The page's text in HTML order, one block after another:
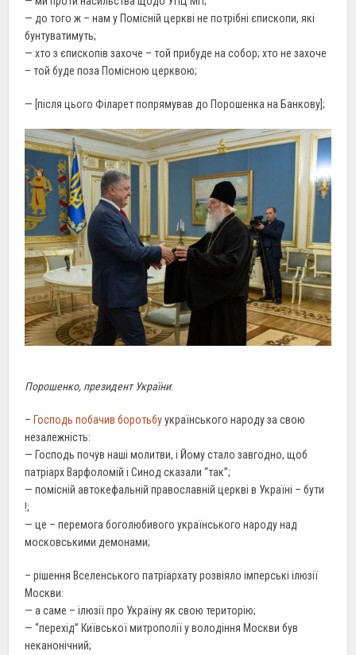
— до того ж –нам у Помісній церкві не потрібні єпископи, які
бунтуватимуть;
— хто зєпископів захоче – той прибуде на собор; хто не захоче
– той буде поза Помісноюцерквою;
— [післяцього Філарет попрямував до Порошенка на Банкову];
Порошенко, президент України:
– Господь побачив боротьбуукраїнського народу за свою
незалежність:
— Господь почув наші молитви, і Йому стало завгодно, щоб
патріарх Варфоломій і Синод сказали “так”;
— помісній автокефальній православній церкві в Україні – бути
!;
— це – перемога боголюбивого українського народу над
московськими демонами;
– рішення Вселенського патріархату розвіяло імперські ілюзії
Москви:
— а саме – ілюзії про Україну як свою територію;
— “перехід” Київської митрополії у володіння Москви був
неканонічний;